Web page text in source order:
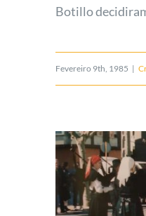
Botillo
Fevereiro 9th, 1985 |